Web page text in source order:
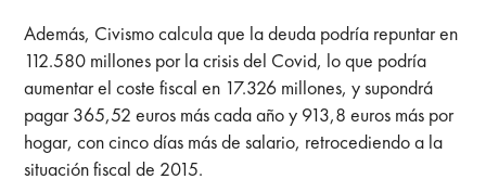
Además, Civismo calcula que la deuda podría repuntar en
112.580 millones por la crisis del Covid, lo que podría
aumentar el coste fiscal en 17.326 millones, y supondrá
pagar 365,52 euros más cada año y 913,8 euros más por
hogar, con cinco días más de salario, retrocediendo a la
situación fiscal de 2015.